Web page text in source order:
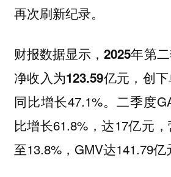
再次刷新纪录。
财报数据显示，2025年第
净收入为123.59亿元，创
同比增长47.1%。二季度
比增长61.8%，达17亿元
至13.8%，GMV达141.79亿